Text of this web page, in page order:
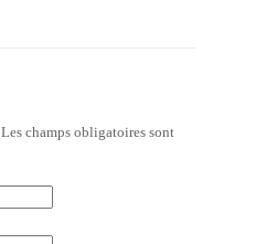
Les champs obligatoires sont